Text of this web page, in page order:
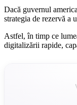
Dacă guvernul
strategia de rezervă a
Astfel, în timp ce
digitalizării rapide,